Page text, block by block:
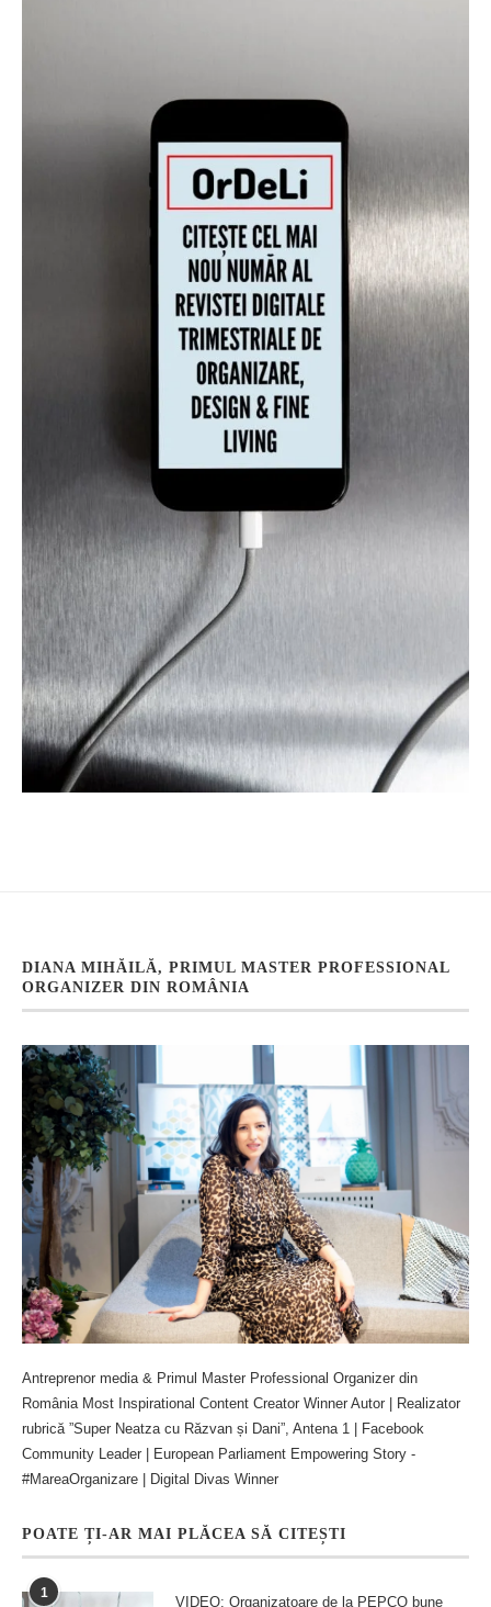
DIANA MIHĂILĂ, PRIMUL MASTER PROFESSIONAL
ORGANIZER DIN ROMÂNIA
Antreprenor media & Primul Master Professional Organizer din
România Most Inspirational Content Creator Winner Autor | Realizator
rubrică ”Super Neatza cu Răzvan și Dani”, Antena 1 | Facebook
Community Leader | European Parliament Empowering Story -
#MareaOrganizare | Digital Divas Winner
POATE ȚI-AR MAI PLĂCEA SĂ CITEȘTI
1
VIDEO: Organizatoare de la PEPCO bune